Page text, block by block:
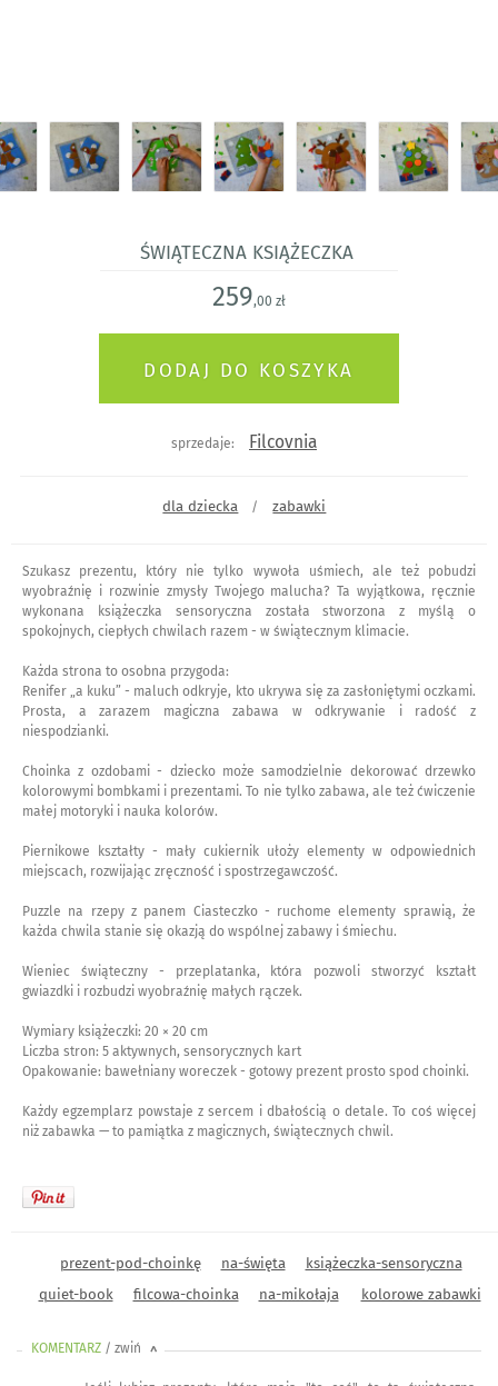
Świąteczna książeczka
259,00 zł
sprzedaje: Filcovnia
dla dziecka / zabawki
Szukasz prezentu, który nie tylko wywoła uśmiech, ale też pobudzi
wyobraźnię i rozwinie zmysły Twojego malucha? Ta wyjątkowa, ręcznie
wykonana książeczka sensoryczna została stworzona z myślą o
spokojnych, ciepłych chwilach razem - w świątecznym klimacie.
Każda strona to osobna przygoda:
Renifer „a kuku” - maluch odkryje, kto ukrywa się za zasłoniętymi oczkami.
Prosta, a zarazem magiczna zabawa w odkrywanie i radość z
niespodzianki.
Choinka z ozdobami - dziecko może samodzielnie dekorować drzewko
kolorowymi bombkami i prezentami. To nie tylko zabawa, ale też ćwiczenie
małej motoryki i nauka kolorów.
Piernikowe kształty - mały cukiernik ułoży elementy w odpowiednich
miejscach, rozwijając zręczność i spostrzegawczość.
Puzzle na rzepy z panem Ciasteczko - ruchome elementy sprawią, że
każda chwila stanie się okazją do wspólnej zabawy i śmiechu.
Wieniec świąteczny - przeplatanka, która pozwoli stworzyć kształt
gwiazdki i rozbudzi wyobraźnię małych rączek.
Wymiary książeczki: 20 × 20 cm
Liczba stron: 5 aktywnych, sensorycznych kart
Opakowanie: bawełniany woreczek - gotowy prezent prosto spod choinki.
Każdy egzemplarz powstaje z sercem i dbałością o detale. To coś więcej
niż zabawka — to pamiątka z magicznych, świątecznych chwil.
prezent-pod-choinkę na-święta
książeczka-sensoryczna
quiet-book
filcowa-choinka na-mikołaja kolorowe zabawki
KOMENTARZ / zwiń <